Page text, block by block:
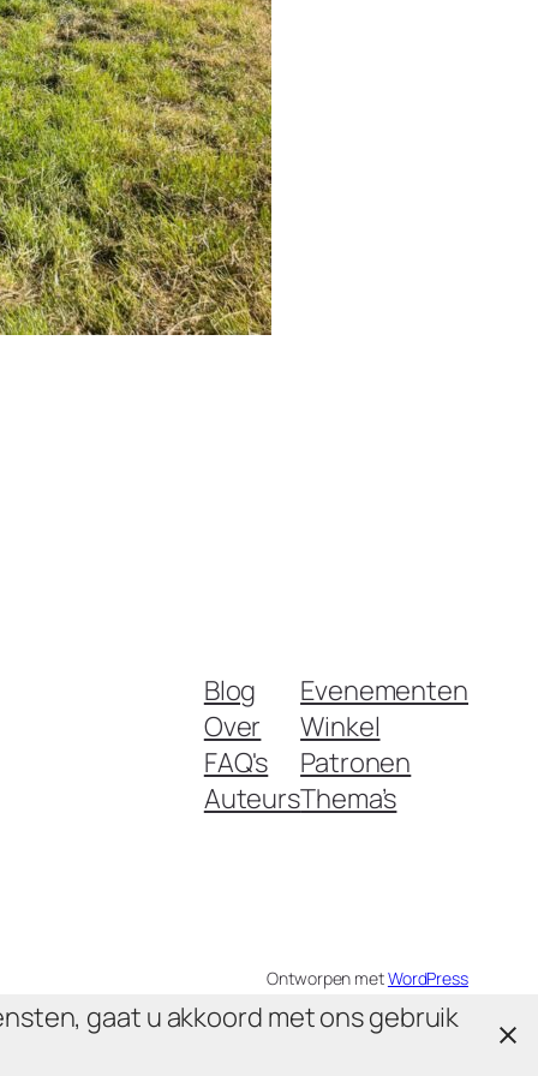
Blog
Over
FAQ's
Auteurs
Evenementen
Winkel
Patronen
Thema’s
Ontworpen metWordPress
gaat u akkoord met ons gebruik